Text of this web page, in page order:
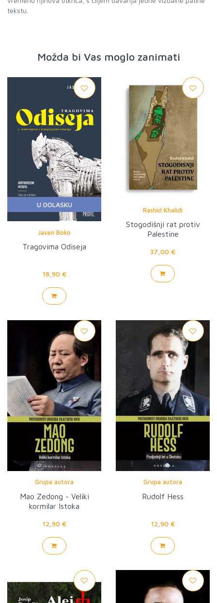
tekstu.
Možda bi Vas moglo zanimati
U DOLASKU
Jasen Boko
Tragovima Odiseja
18,90 €
Rashid Khalidi
Stogodišnji rat protiv
Palestine
37,00 €
Grupa autora
Mao Zedong - Veliki
kormilar Istoka
12,90 €
Grupa autora
Rudolf Hess
12,90 €